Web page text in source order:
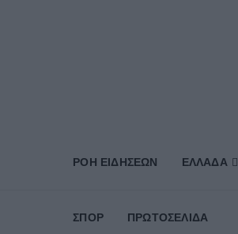
ΡΟΗ ΕΙΔΗΣΕΩΝ ΕΛΛΑΔΑ
ΣΠΟΡ ΠΡΩΤΟΣΈΛΙΔΑ